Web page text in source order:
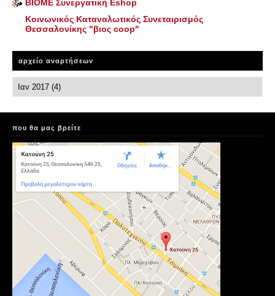
ΒΙΟΜΕ Συνεργατική Eshop
Κοινωνικός Καταναλωτικός Συνεταιρισμός
Θεσσαλονίκης "βιος coop"
αρχείο αναρτήσεων
που θα μας βρείτε